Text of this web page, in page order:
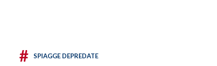
# SPIAGGE DEPREDATE